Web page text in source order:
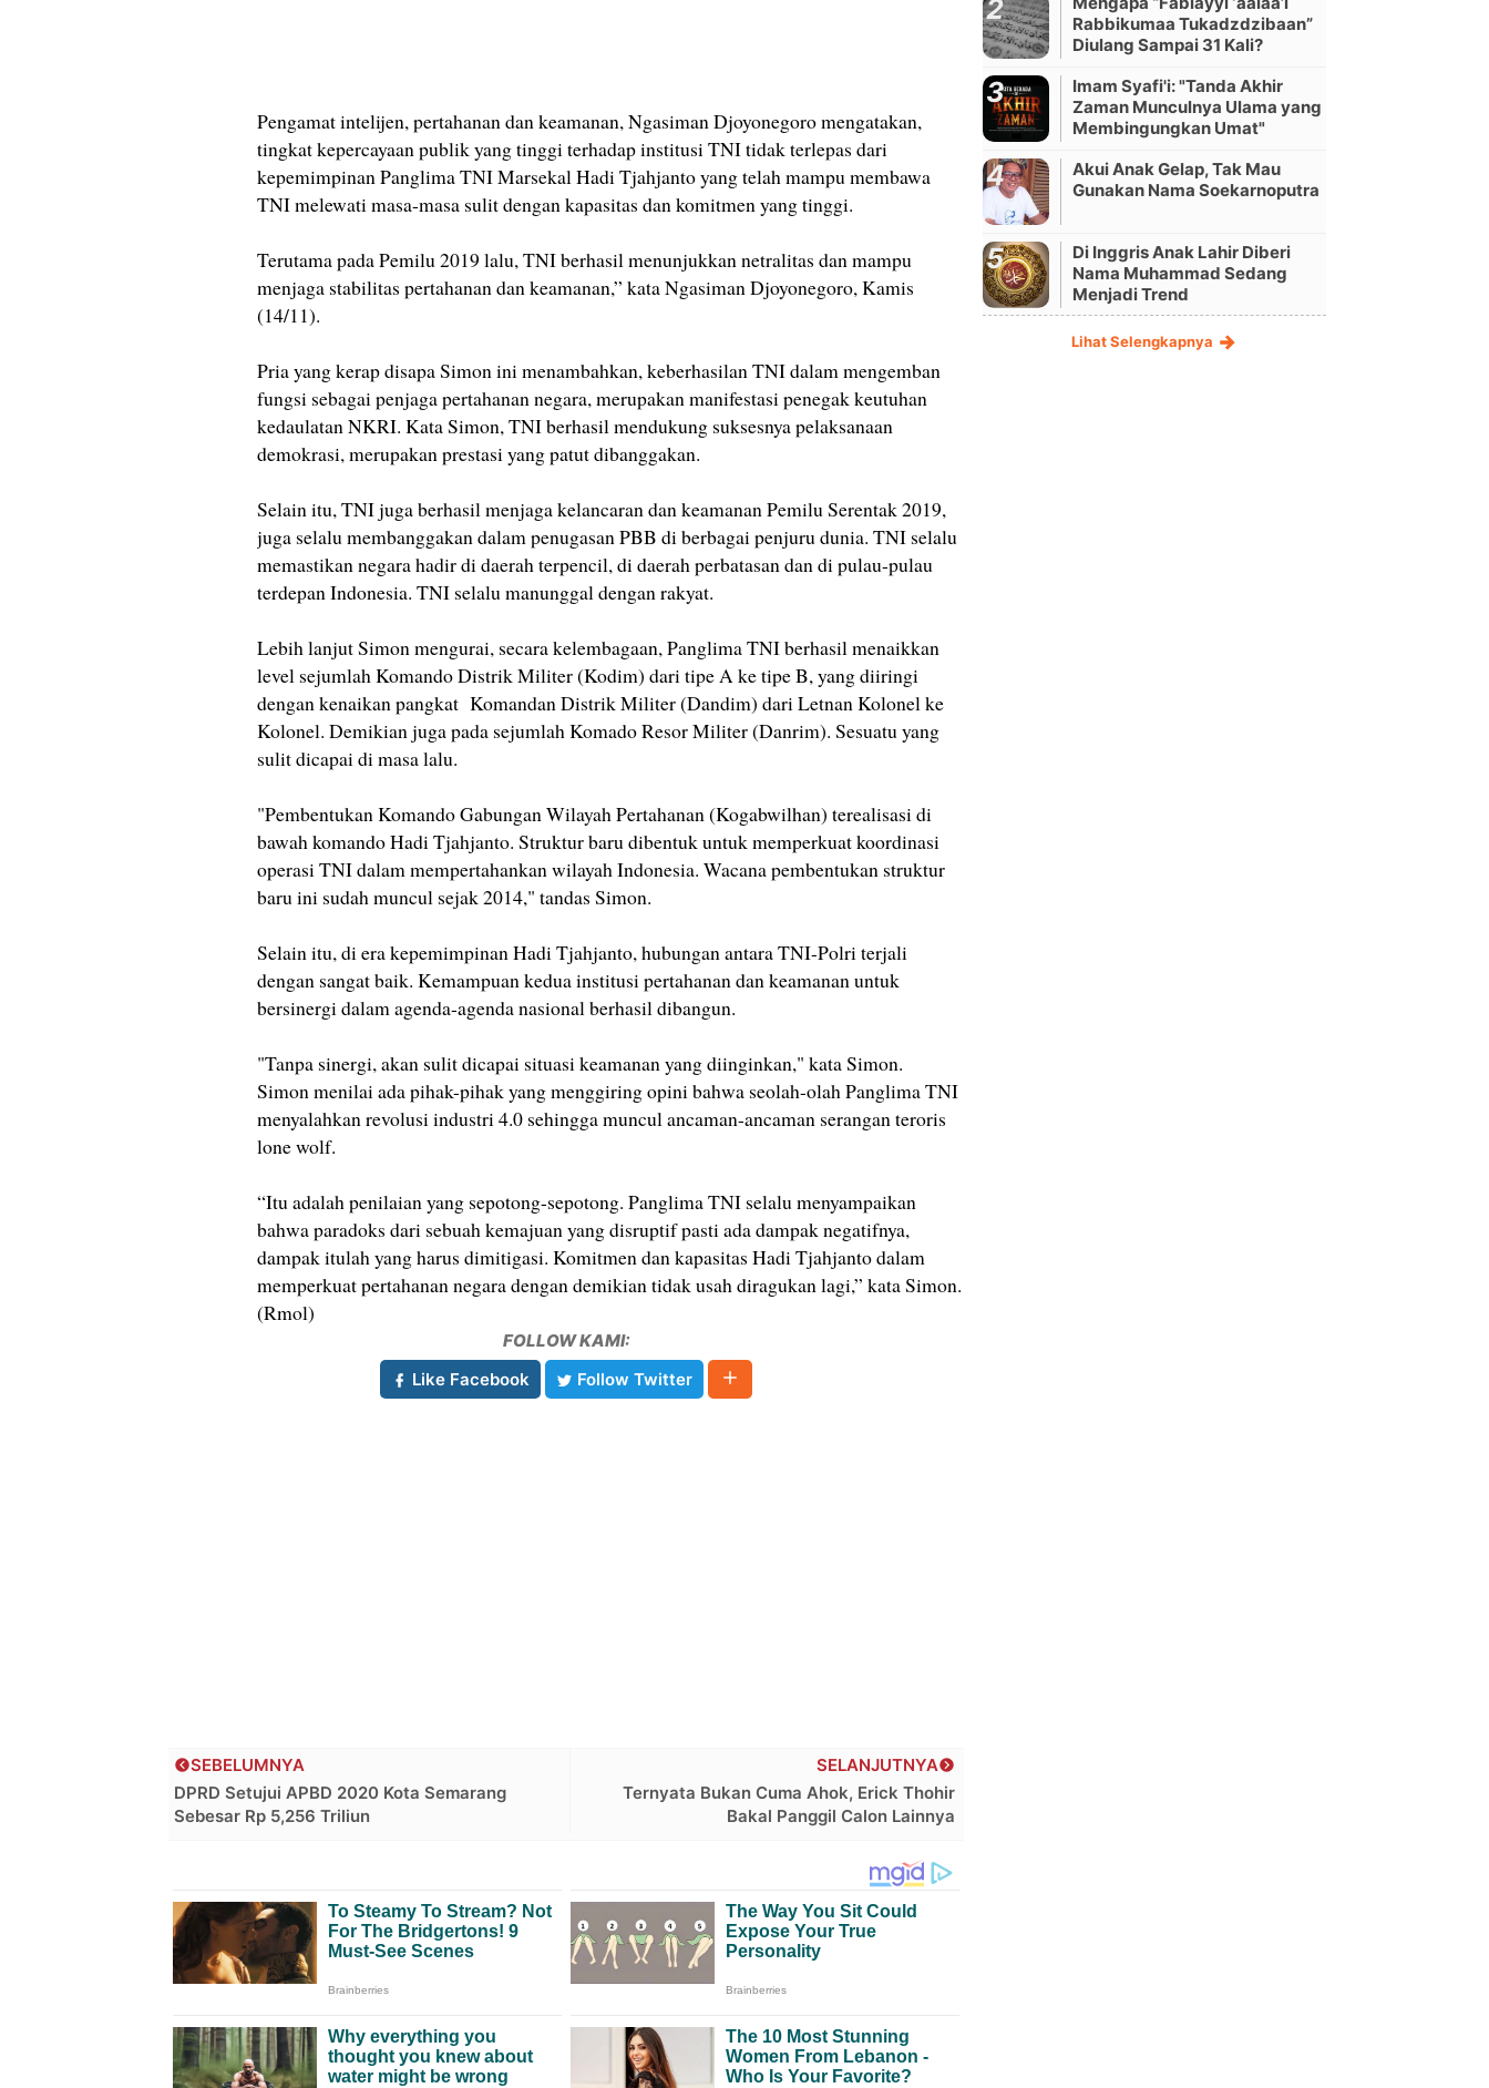
Pengamat intelijen, pertahanan dan keamanan, Ngasiman Djoyonegoro mengatakan,
tingkat kepercayaan publik yang tinggi terhadap institusi TNI tidak terlepas dari
kepemimpinan Panglima TNI Marsekal Hadi Tjahjanto yang telah mampu membawa
TNI melewati masa-masa sulit dengan kapasitas dan komitmen yang tinggi.
Terutama pada Pemilu 2019 lalu, TNI berhasil menunjukkan netralitas dan mampu
menjaga stabilitas pertahanan dan keamanan,” kata Ngasiman Djoyonegoro, Kamis
(14/11).
Pria yang kerap disapa Simon ini menambahkan, keberhasilan TNI dalam mengemban
fungsi sebagai penjaga pertahanan negara, merupakan manifestasi penegak keutuhan
kedaulatan NKRI. Kata Simon, TNI berhasil mendukung suksesnya pelaksanaan
demokrasi, merupakan prestasi yang patut dibanggakan.
Selain itu, TNI juga berhasil menjaga kelancaran dan keamanan Pemilu Serentak 2019,
juga selalu membanggakan dalam penugasan PBB di berbagai penjuru dunia. TNI selalu
memastikan negara hadir di daerah terpencil, di daerah perbatasan dan di pulau-pulau
terdepan Indonesia. TNI selalu manunggal dengan rakyat.
Lebih lanjut Simon mengurai, secara kelembagaan, Panglima TNI berhasil menaikkan
level sejumlah Komando Distrik Militer (Kodim) dari tipe A ke tipe B, yang diiringi
dengan kenaikan pangkat Komandan Distrik Militer (Dandim) dari Letnan Kolonel ke
Kolonel. Demikian juga pada sejumlah Komado Resor Militer (Danrim). Sesuatu yang
sulit dicapai di masa lalu.
"Pembentukan Komando Gabungan Wilayah Pertahanan (Kogabwilhan) terealisasi di
bawah komando Hadi Tjahjanto. Struktur baru dibentuk untuk memperkuat koordinasi
operasi TNI dalam mempertahankan wilayah Indonesia. Wacana pembentukan struktur
baru ini sudah muncul sejak 2014," tandas Simon.
Selain itu, di era kepemimpinan Hadi Tjahjanto, hubungan antara TNI-Polri terjali
dengan sangat baik. Kemampuan kedua institusi pertahanan dan keamanan untuk
bersinergi dalam agenda-agenda nasional berhasil dibangun.
"Tanpa sinergi, akan sulit dicapai situasi keamanan yang diinginkan," kata Simon.
Simon menilai ada pihak-pihak yang menggiring opini bahwa seolah-olah Panglima TNI
menyalahkan revolusi industri 4.0 sehingga muncul ancaman-ancaman serangan teroris
lone wolf.
“Itu adalah penilaian yang sepotong-sepotong. Panglima TNI selalu menyampaikan
bahwa paradoks dari sebuah kemajuan yang disruptif pasti ada dampak negatifnya,
dampak itulah yang harus dimitigasi. Komitmen dan kapasitas Hadi Tjahjanto dalam
memperkuat pertahanan negara dengan demikian tidak usah diragukan lagi,” kata Simon.
(Rmol)
FOLLOW KAMI:
Like Facebook
Follow Twitter
SELANJUTNYA
Ternyata Bukan Cuma Ahok, Erick Thohir
Bakal Panggil Calon Lainnya
SEBELUMNYA
DPRD Setujui APBD 2020 Kota Semarang
Sebesar Rp 5,256 Triliun
Rabbikumaa Tukadzdzibaan”
Diulang Sampai 31 Kali?
Imam Syafi'i: "Tanda Akhir
Zaman Munculnya Ulama yang
Membingungkan Umat"
Akui Anak Gelap, Tak Mau
Gunakan Nama Soekarnoputra
Di Inggris Anak Lahir Diberi
Nama Muhammad Sedang
Menjadi Trend
Lihat Selengkapnya